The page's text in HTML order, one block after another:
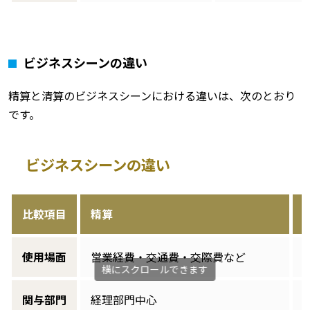
ビジネスシーンの違い
精算と清算のビジネスシーンにおける違いは、次のとおり
です。
ビジネスシーンの違い
比較項目 精算
使用場面 営業経費・交通費・交際費など
関与部門 経理部門中心